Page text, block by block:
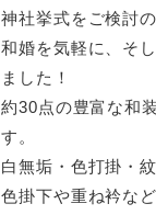
神社挙式をご検討
和婚を気軽に、そ
ました！
約30点の豊富な和
す。
白無垢・色打掛・
色掛下や重ね衿な